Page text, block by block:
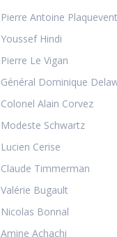
Pierre Antoine Plaquevent
Youssef Hindi
Pierre Le Vigan
Général Dominique
Colonel Alain Corvez
Modeste Schwartz
Lucien Cerise
Claude Timmerman
Valérie Bugault
Nicolas Bonnal
Amine Achachi